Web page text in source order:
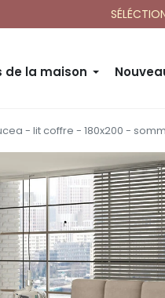
de la maison
- lit coffre - 180x200 -